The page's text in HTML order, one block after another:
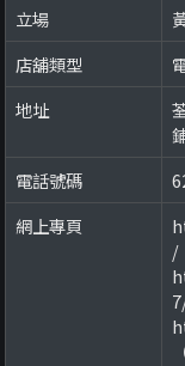
立場
店舖類型
地址
電話號碼
網上專頁
/